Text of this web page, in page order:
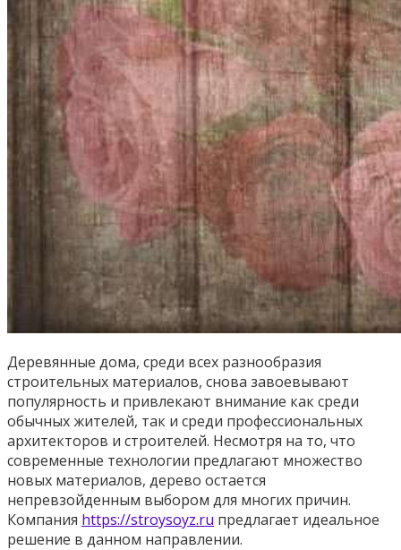
Деревянные дома, среди всех разнообразия
строительных материалов, снова завоевывают
популярность и привлекают внимание как среди
обычных жителей, так и среди профессиональных
архитекторов и строителей. Несмотря на то, что
современные технологии предлагают множество
новых материалов, дерево остается
непревзойденным выбором для многих причин.
Компания https://stroysoyz.ru предлагает идеальное
решение в данном направлении.